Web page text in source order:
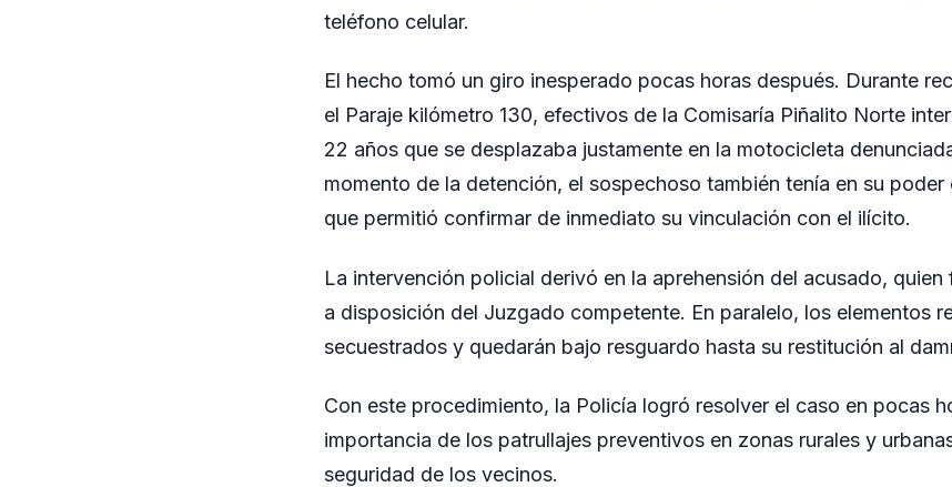
teléfono celular.
El hecho tomó un giro inesperado pocas horas después. Durante
el Paraje kilómetro 130, efectivos de la Comisaría Piñalito Norte
22 años que se desplazaba justamente en la motocicleta
momento de la detención, el sospechoso también tenía en su poder
que permitió confirmar de inmediato su vinculación con el ilícito.
La intervención policial derivó en la aprehensión del acusado,
a disposición del Juzgado competente. En paralelo, los elementos
secuestrados y quedarán bajo resguardo hasta su restitución al
Con este procedimiento, la Policía logró resolver el caso en pocas
importancia de los patrullajes preventivos en zonas rurales y
seguridad de los vecinos.